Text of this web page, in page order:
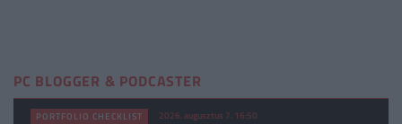
PC BLOGGER & PODCASTER
PORTFOLIO CHECKLIST 2026. augusztus 7. 16:50